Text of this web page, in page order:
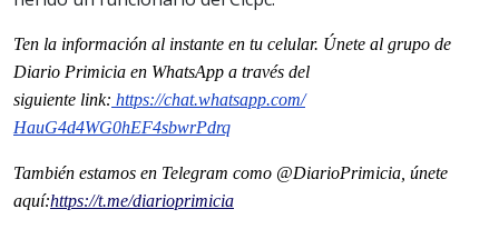
Ten la información al instante en tu celular. Únete al grupo de
Diario Primicia en WhatsApp a través del
siguiente link: https://chat.whatsapp.com/
HauG4d4WG0hEF4sbwrPdrq
También estamos en Telegram como @DiarioPrimicia, únete
aquí:https://t.me/diarioprimicia